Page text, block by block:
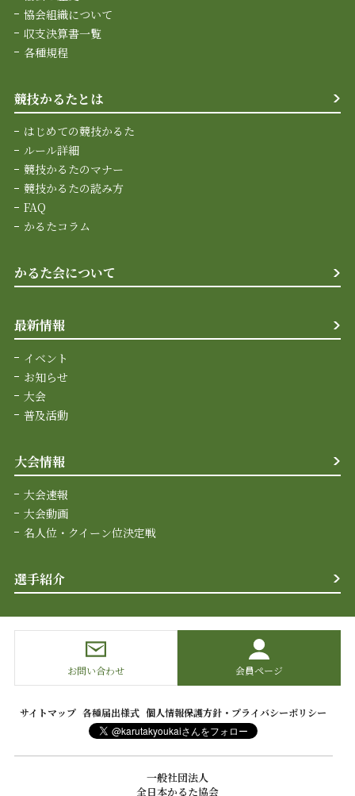
協会組織について
収支決算書一覧
各種規程
競技かるたとは
はじめての競技かるた
ルール詳細
競技かるたのマナー
競技かるたの読み方
FAQ
かるたコラム
かるた会について
最新情報
イベント
お知らせ
大会
普及活動
大会情報
大会速報
大会動画
名人位・クイーン位決定戦
選手紹介
お問い合わせ 会員ページ
サイトマップ 各種届出様式 個人情報保護方針・プライバシーポリシー
一般社団法人
全日本かるた協会